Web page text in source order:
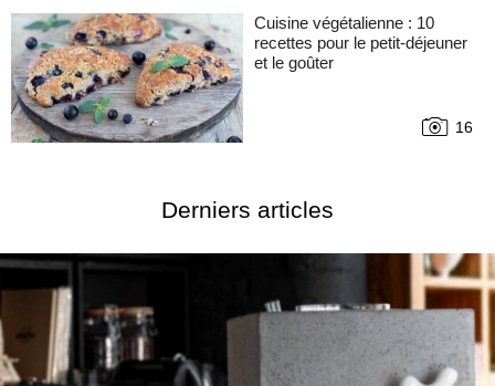
Cuisine végétalienne : 10
recettes pour le petit-déjeuner
et le goûter
16
Derniers articles